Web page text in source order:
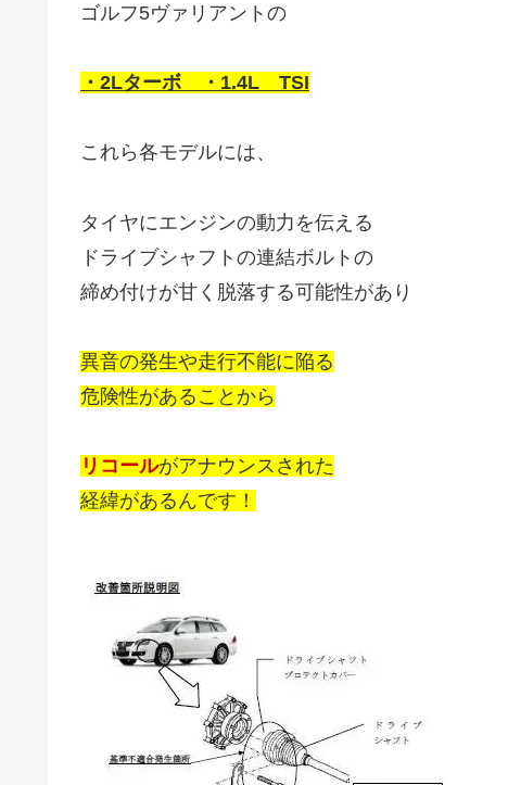
ゴルフ5ヴァリアントの
・2Lターボ ・1.4L TSI
これら各モデルには、
タイヤにエンジンの動力を伝える
ドライブシャフトの連結ボルトの
締め付けが甘く脱落する可能性があり
異音の発生や走行不能に陥る
危険性があることから
リコールがアナウンスされた
経緯があるんです！